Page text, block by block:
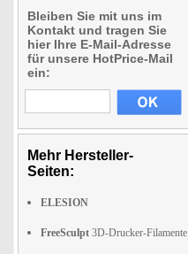
Bleiben Sie mit uns im
Kontakt und tragen Sie
hier Ihre E-Mail-Adresse
für unsere HotPrice-Mail
ein:
Mehr Hersteller-
Seiten:
ELESION
FreeSculpt 3D-Drucker-Filamente